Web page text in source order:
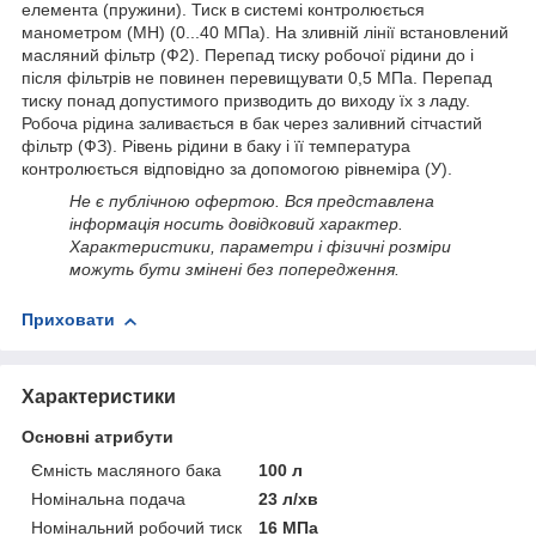
елемента (пружини). Тиск в системі контролюється
манометром (МН) (0...40 МПа). На зливній лінії встановлений
масляний фільтр (Ф2). Перепад тиску робочої рідини до і
після фільтрів не повинен перевищувати 0,5 МПа. Перепад
тиску понад допустимого призводить до виходу їх з ладу.
Робоча рідина заливається в бак через заливний сітчастий
фільтр (ФЗ). Рівень рідини в баку і її температура
контролюється відповідно за допомогою рівнеміра (У).
Не є публічною офертою. Вся представлена
інформація носить довідковий характер.
Характеристики, параметри і фізичні розміри
можуть бути змінені без попередження.
Приховати
Характеристики
Основні атрибути
Ємність масляного бака
100 л
Номінальна подача
23 л/хв
Номінальний робочий тиск
16 МПа